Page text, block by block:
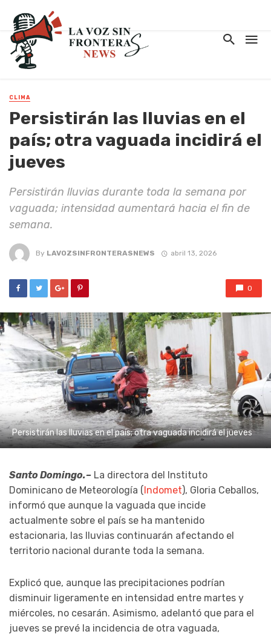
CLIMA
Persistirán las lluvias en el
país; otra vaguada incidirá el
jueves
Persistirán lluvias durante toda la semana por
vaguada; intensidad aumentará hacia el fin de
semana.
By LAVOZSINFRONTERASNEWS abril 13, 2026
0
Persistirán las lluvias en el país; otra vaguada incidirá el jueves
Santo Domingo.– La directora del Instituto
Dominicano de Meteorología (Indomet), Gloria Ceballos,
informó que aunque la vaguada que incide
actualmente sobre el país se ha mantenido
estacionaria, las lluvias continuarán afectando el
territorio nacional durante toda la semana.
Explicó que, aunque las precipitaciones podrían
disminuir ligeramente en intensidad entre martes y
miércoles, no cesarán. Asimismo, adelantó que para el
jueves se prevé la incidencia de otra vaguada,